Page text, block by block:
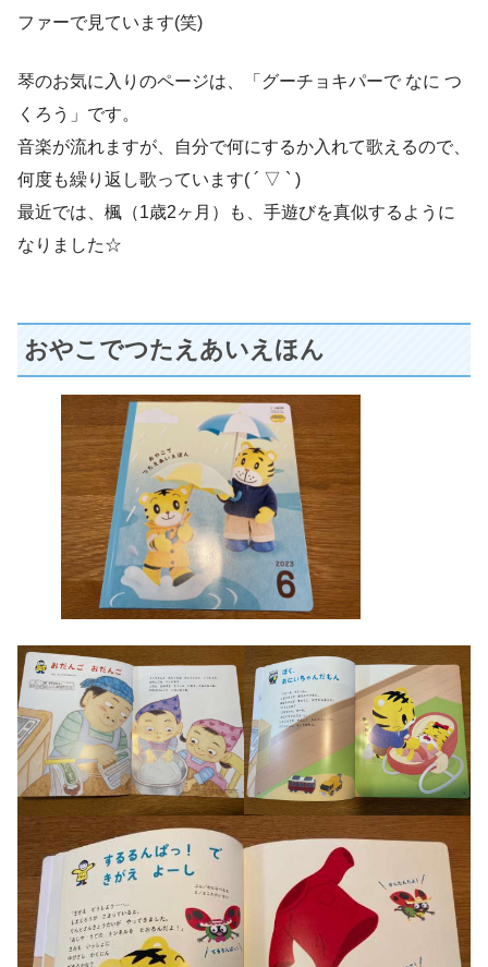
ファーで見ています(笑)
琴のお気に入りのページは、「グーチョキパーで なに つ
くろう」です。
音楽が流れますが、自分で何にするか入れて歌えるので、
何度も繰り返し歌っています( ´ ▽ ` )
最近では、楓（1歳2ヶ月）も、手遊びを真似するように
なりました☆
おやこでつたえあいえほん